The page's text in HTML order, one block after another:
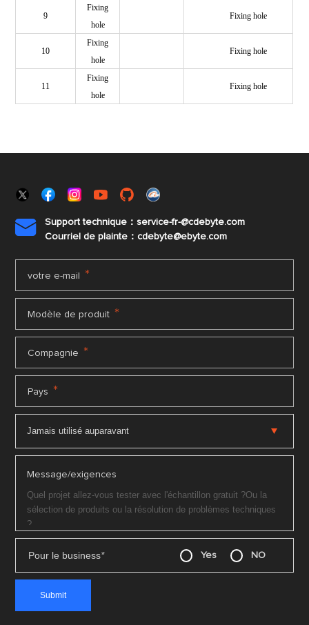
9
Fixing
hole
Fixing hole
10
Fixing
hole
Fixing hole
11
Fixing
hole
Fixing hole

Support technique：service-fr-@cdebyte.com
Courriel de plainte：cdebyte@ebyte.com
votre e-mail *
Modèle de produit *
Compagnie *
Pays *
Message/exigences
Pour le business* Yes NO